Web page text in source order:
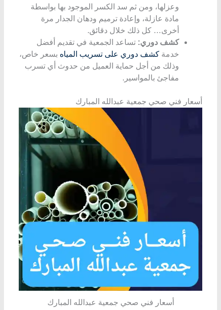
وعزلها، ومن ثم سد الكسر الموجود بها بواسطة
مادة عازلة، وإعادة ترميم ودهان الجدار مرة
أخرى… كل ذلك خلال دقائق.
كشف دوري: تساعد الجمعية في تقديم أفضل
خدمة كشف دوري على تسريب المياه بسعر خاص،
وذلك من أجل حماية العميل من حدوث أي تسرب
مفاجئ بالمواسير.
أسعار فني صحي جمعية عبدالله المبارك
أسعار فني صحي جمعية عبدالله المبارك